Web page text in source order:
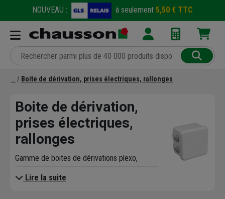
NOUVEAU : à seulement 5,50 € TTC
Boite de dérivation, prises électriques, rallonges
Boite de dérivation,
prises électriques,
rallonges
Gamme de boites de dérivations plexo,
fusibles.
Lire la suite